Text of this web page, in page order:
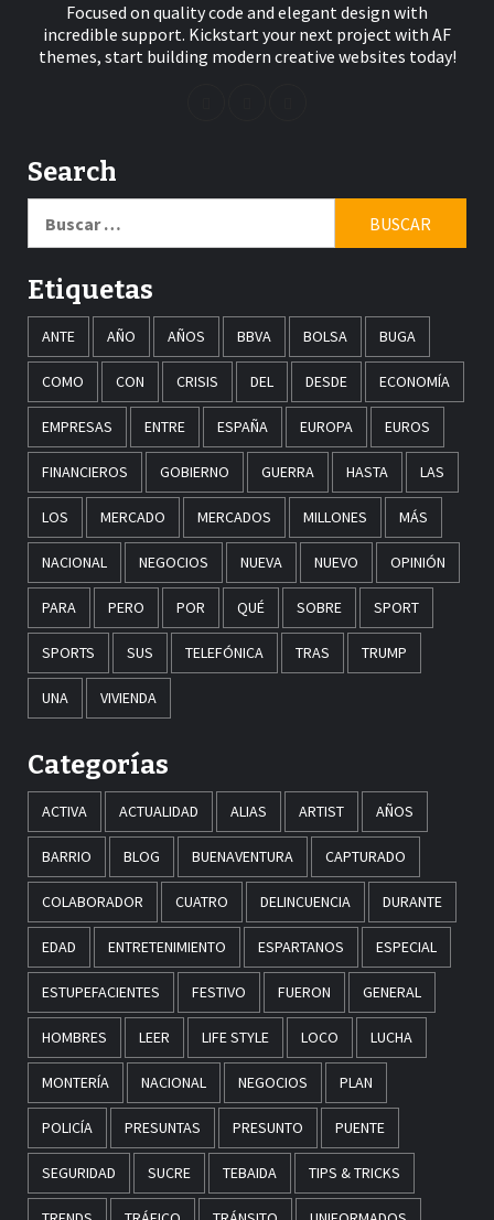
Focused on quality code and elegant design with
incredible support. Kickstart your next project with AF
themes, start building modern creative websites today!
Search
Etiquetas
ANTE AÑO AÑOS BBVA BOLSA BUGA
COMO CON CRISIS DEL DESDE ECONOMÍA
EMPRESAS ENTRE ESPAÑA EUROPA EUROS
FINANCIEROS GOBIERNO GUERRA HASTA LAS
LOS MERCADO MERCADOS MILLONES MÁS
NACIONAL NEGOCIOS NUEVA NUEVO OPINIÓN
PARA PERO POR QUÉ SOBRE SPORT
SPORTS SUS TELEFÓNICA TRAS TRUMP
UNA VIVIENDA
Categorías
ACTIVA ACTUALIDAD ALIAS ARTIST AÑOS
BARRIO BLOG BUENAVENTURA CAPTURADO
COLABORADOR CUATRO DELINCUENCIA DURANTE
EDAD ENTRETENIMIENTO ESPARTANOS ESPECIAL
ESTUPEFACIENTES FESTIVO FUERON GENERAL
HOMBRES LEER LIFE STYLE LOCO LUCHA
MONTERÍA NACIONAL NEGOCIOS PLAN
POLICÍA PRESUNTAS PRESUNTO PUENTE
SEGURIDAD SUCRE TEBAIDA TIPS & TRICKS